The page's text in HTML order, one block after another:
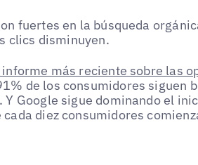
fuertes en la búsqueda
clics disminuyen.
más reciente sobre las
de los consumidores siguen
Y Google sigue dominando el
cada diez consumidores